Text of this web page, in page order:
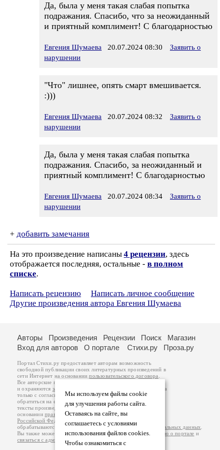
Да, была у меня такая слабая попытка
подражания. Спасибо, что за неожиданный
и приятный комплимент! С благодарностью
Евгения Шумаева 20.07.2024 08:30
Заявить о
нарушении
"Что" лишнее, опять смарт вмешивается.
:)))
Евгения Шумаева 20.07.2024 08:32
Заявить о
нарушении
Да, была у меня такая слабая попытка
подражания. Спасибо, за неожиданный и
приятный комплимент! С благодарностью
Евгения Шумаева 20.07.2024 08:34
Заявить о
нарушении
+ добавить замечания
На это произведение написаны 4 рецензии, здесь
отображается последняя, остальные - в полном
списке.
Написать рецензию
Написать личное сообщение
Другие произведения автора Евгения Шумаева
Мы используем файлы cookie
для улучшения работы сайта.
Оставаясь на сайте, вы
соглашаетесь с условиями
использования файлов cookies.
Чтобы ознакомиться с
Авторы Произведения Рецензии Поиск
Магазин
Вход для авторов
О портале Стихи.ру Проза.ру
Портал Стихи.ру предоставляет авторам возможность
свободной публикации своих литературных произведений в
сети Интернет на основаниипользовательского договора
Все авторские права на произведения принадлежат авторам
и охраняются законом
. Перепечатка произведений возможна
только с согласия его автора, к которому вы можете
обратиться на его авторской странице. Ответственность за
тексты произведений авторы несут самостоятельно на
основанииправил публикацииизаконодательства
Российской Федерации
обрабатываются на основанииПолитики обработки персональных данных
Вы также можете посмотреть более подробнуюинформацию о портале и
связаться с администрацией